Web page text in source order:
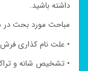
داشته باشید.
مباحث مورد بحث در
• علت نام کذاری فرش
• تشخیص شانه و